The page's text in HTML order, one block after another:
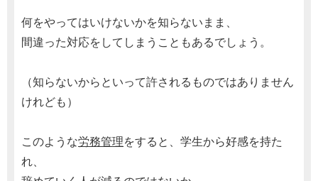
何をやってはいけないかを知らないまま、
間違った対応をしてしまうこともあるでしょう。
（知らないからといって許されるものではありません
けれども）
このような労務管理をすると、学生から好感を持た
れ、